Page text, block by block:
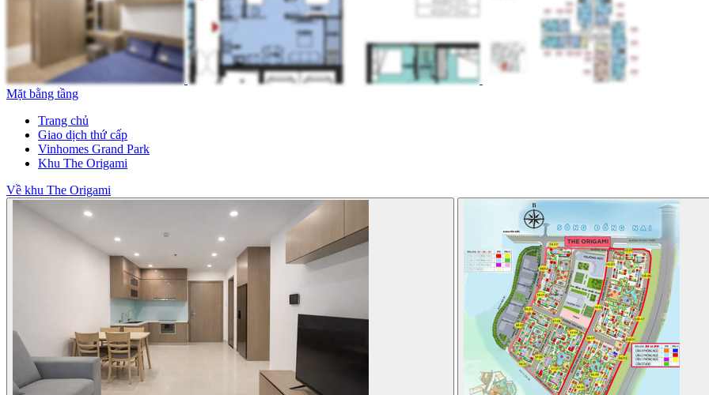
Mặt bằng tầng
Trang chủ
Giao dịch thứ cấp
Vinhomes Grand Park
Khu The Origami
Về khu The Origami